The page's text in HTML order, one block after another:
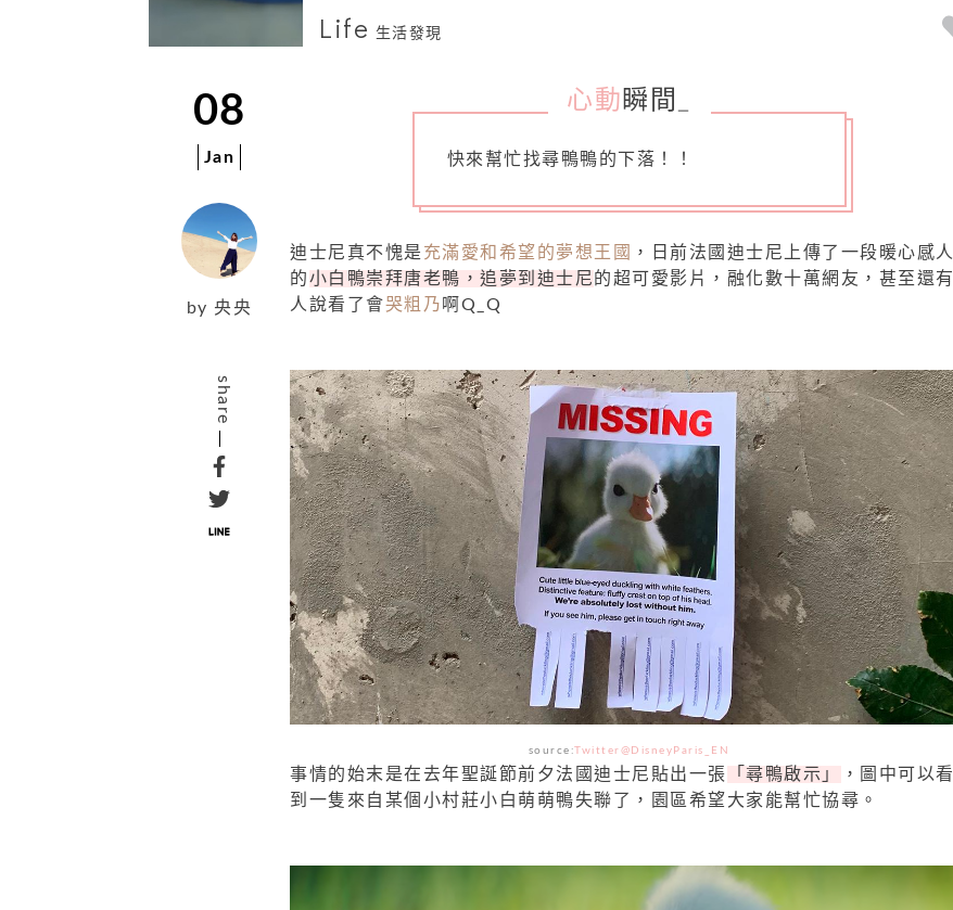
Life 生活發現
08
Jan
by 央央
share
心動 瞬間
快來幫忙找尋鴨鴨的下落！！
迪士尼真不愧是 充滿愛和希望的夢想王國
，日前法國迪士尼上傳了一段暖心感人
的小白鴨崇拜唐老鴨，追夢到迪士尼 的超可愛影片，融化數十萬網友，甚至還有
人說看了會哭粗乃 啊Q_Q
source:Twitter@DisneyParis_EN
事情的始末是在去年聖誕節前夕法國迪士尼貼出一張 「尋鴨啟示」
，圖中可以看
到一隻來自某個小村莊小白萌萌鴨失聯了，園區希望大家能幫忙協尋。